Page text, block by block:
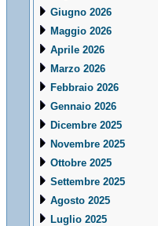
Giugno 2026
Maggio 2026
Aprile 2026
Marzo 2026
Febbraio 2026
Gennaio 2026
Dicembre 2025
Novembre 2025
Ottobre 2025
Settembre 2025
Agosto 2025
Luglio 2025